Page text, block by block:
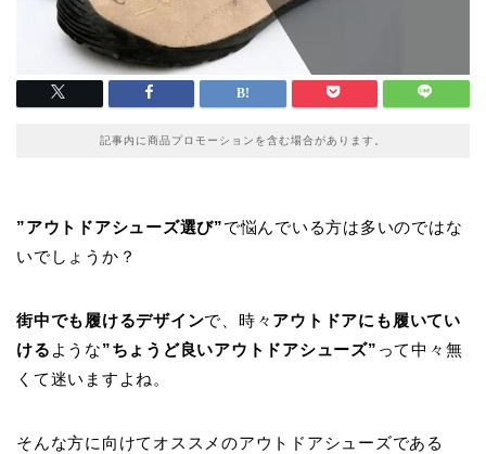
記事内に商品プロモーションを含む場合があります。
”アウトドアシューズ選び”で悩んでいる方は多いのではな
いでしょうか？
街中でも履けるデザインで、時々 アウトドアにも履いてい
ける ような”ちょうど良いアウトドアシューズ” って中々無
くて迷いますよね。
そんな方に向けてオススメのアウトドアシューズである